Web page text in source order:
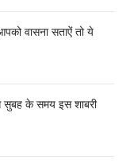
वासना सताऐं तो ये
के समय इस शाबरी